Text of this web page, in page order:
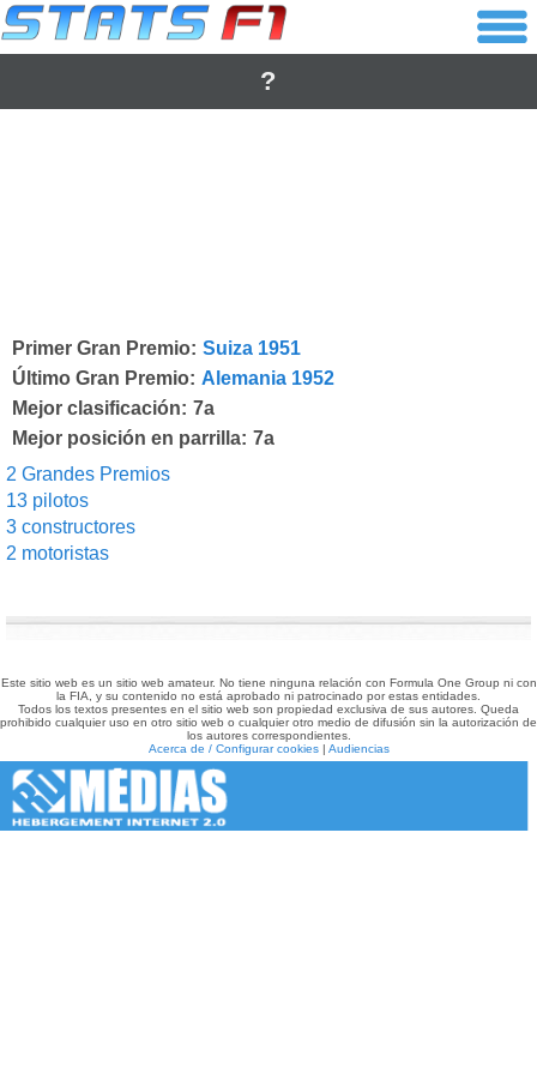
?
Primer Gran Premio: Suiza 1951
Último Gran Premio: Alemania 1952
Mejor clasificación: 7a
Mejor posición en parrilla: 7a
2 Grandes Premios
13 pilotos
3 constructores
2 motoristas
Este sitio web es un sitio web amateur. No tiene ninguna relación con Formula One Group ni con
la FIA, y su contenido no está aprobado ni patrocinado por estas entidades.
Todos los textos presentes en el sitio web son propiedad exclusiva de sus autores. Queda
prohibido cualquier uso en otro sitio web o cualquier otro medio de difusión sin la autorización de
los autores correspondientes.
Acerca de / Configurar cookies| Audiencias